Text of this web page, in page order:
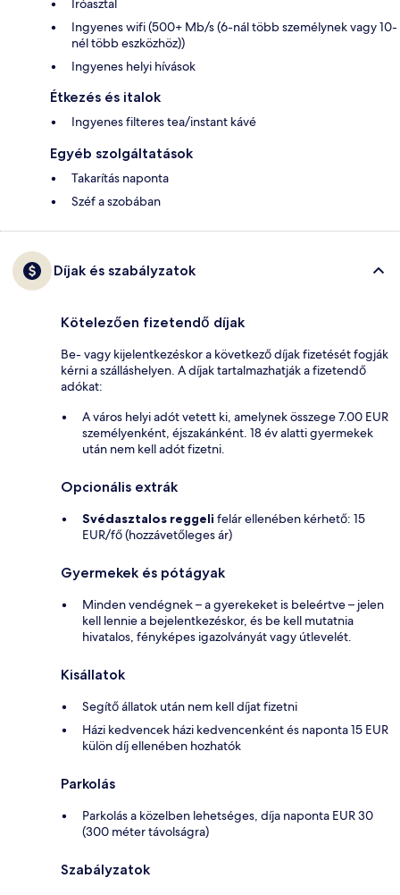
Íróasztal
Ingyenes wifi (500+ Mb/s (6-nál több személynek vagy 10-
nél több eszközhöz))
Ingyenes helyi hívások
Étkezés és italok
Ingyenes filteres tea/instant kávé
Egyéb szolgáltatások
Takarítás naponta
Széf a szobában
Díjak és szabályzatok
Kötelezően fizetendő díjak
Be- vagy kijelentkezéskor a következő díjak fizetését fogják
kérni a szálláshelyen. A díjak tartalmazhatják a fizetendő
adókat:
A város helyi adót vetett ki, amelynek összege 7.00 EUR
személyenként, éjszakánként. 18 év alatti gyermekek
után nem kell adót fizetni.
Opcionális extrák
Svédasztalos reggeli felár ellenében kérhető: 15
EUR/fő (hozzávetőleges ár)
Gyermekek és pótágyak
Minden vendégnek – a gyerekeket is beleértve – jelen
kell lennie a bejelentkezéskor, és be kell mutatnia
hivatalos, fényképes igazolványát vagy útlevelét.
Kisállatok
Segítő állatok után nem kell díjat fizetni
Házi kedvencek házi kedvencenként és naponta 15 EUR
külön díj ellenében hozhatók
Parkolás
Parkolás a közelben lehetséges, díja naponta EUR 30
(300 méter távolságra)
Szabályzatok